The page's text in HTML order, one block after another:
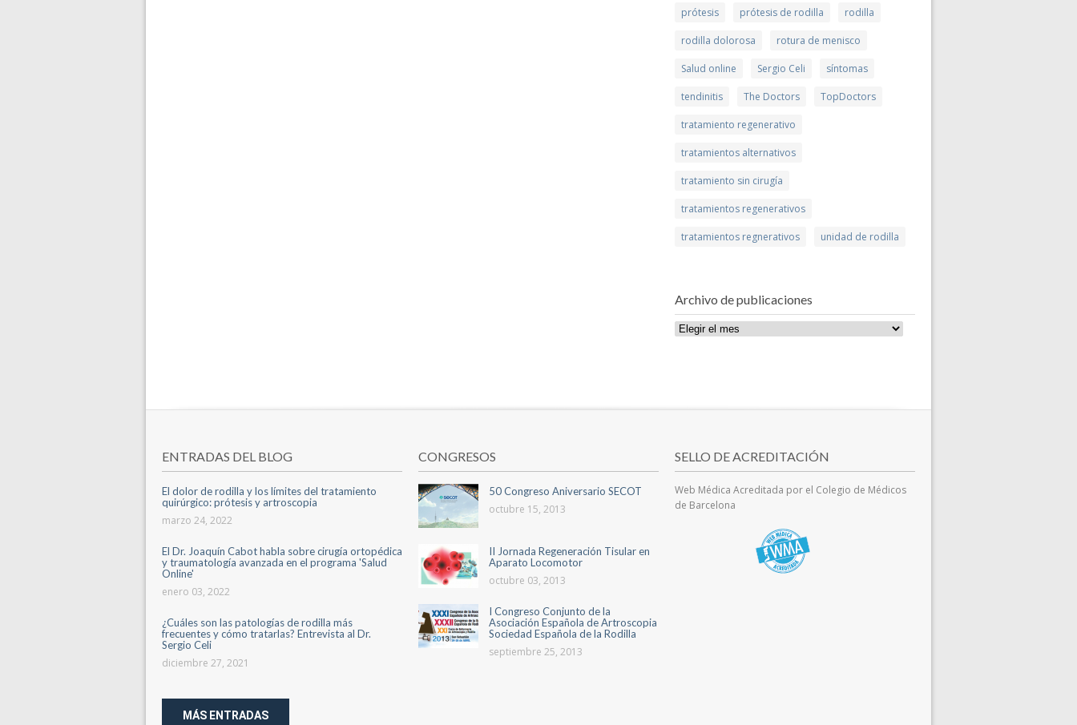
prótesis prótesis de rodilla rodilla
rodilla dolorosa rotura de menisco
Salud online Sergio Celi síntomas
tendinitis The Doctors TopDoctors
tratamiento regenerativo
tratamientos alternativos
tratamiento sin cirugía
tratamientos regenerativos
tratamientos regnerativos unidad de rodilla
Archivo de publicaciones
Archivo
ENTRADAS DEL BLOG
El dolor de rodilla y los límites del tratamiento
quirúrgico: prótesis y artroscopia
marzo 24, 2022
El Dr. Joaquín Cabot habla sobre cirugía ortopédica
y traumatología avanzada en el programa 'Salud
Online'
enero 03, 2022
¿Cuáles son las patologías de rodilla más
frecuentes y cómo tratarlas? Entrevista al Dr.
Sergio Celi
diciembre 27, 2021
MÁS ENTRADAS
CONGRESOS
50 Congreso Aniversario SECOT
octubre 15, 2013
II Jornada Regeneración Tisular en
Aparato Locomotor
octubre 03, 2013
I Congreso Conjunto de la
Asociación Española de Artroscopia
Sociedad Española de la Rodilla
septiembre 25, 2013
SELLO DE ACREDITACIÓN
Web Médica Acreditada por el Colegio de Médicos
de Barcelona